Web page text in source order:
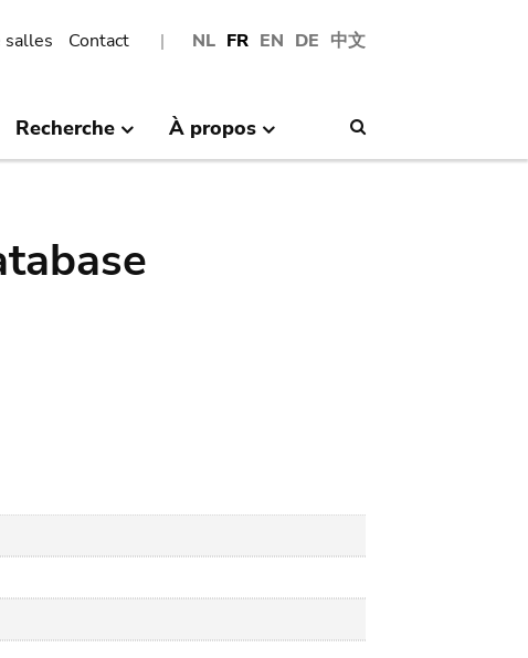
NL FR EN DE 中文
salles Contact
Recherche À propos